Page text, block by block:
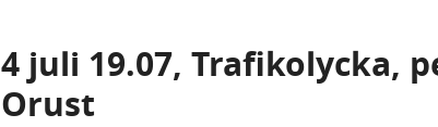
4 juli 19.07, Trafikolycka,
Orust